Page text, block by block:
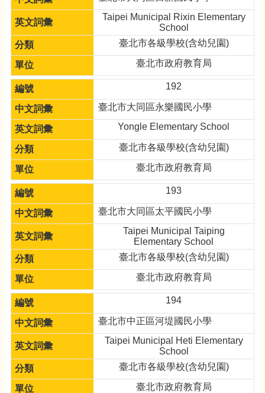
Taipei Municipal Rixin Elementary
School
臺北市各級學校(含幼兒園)
臺北市政府教育局
192
臺北市大同區永樂國民小學
Yongle Elementary School
臺北市各級學校(含幼兒園)
臺北市政府教育局
193
臺北市大同區太平國民小學
Taipei Municipal Taiping
Elementary School
臺北市各級學校(含幼兒園)
臺北市政府教育局
194
臺北市中正區河堤國民小學
Taipei Municipal Heti Elementary
School
臺北市各級學校(含幼兒園)
臺北市政府教育局